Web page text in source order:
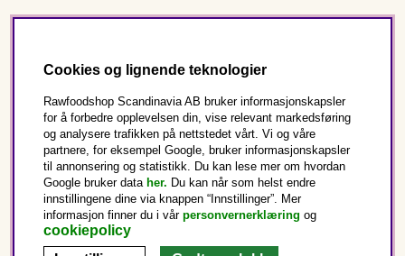
Dette er Rawfoodshop
Norge
Cookies og lignende teknologier
Rawfoodshop Scandinavia AB bruker informasjonskapsler
for å forbedre opplevelsen din, vise relevant markedsføring
og analysere trafikken på nettstedet vårt. Vi og våre
partnere, for eksempel Google, bruker informasjonskapsler
til annonsering og statistikk. Du kan lese mer om hvordan
Google bruker data her. Du kan når som helst endre
innstillingene dine via knappen “Innstillinger”. Mer
informasjon finner du i vår personvernerklæring og
cookiepolicy